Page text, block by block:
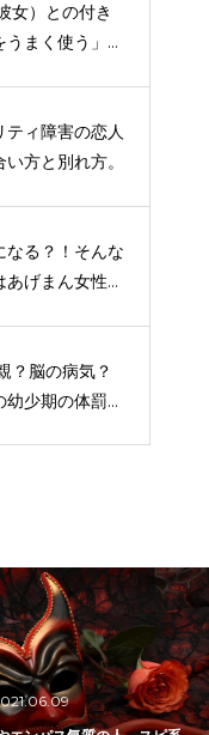
女）との付き
まく使う」で
ィ障害の恋人
方と別れ方。
なる？！そんな
げまん女性な
？脳の病気？
少期の体罰問